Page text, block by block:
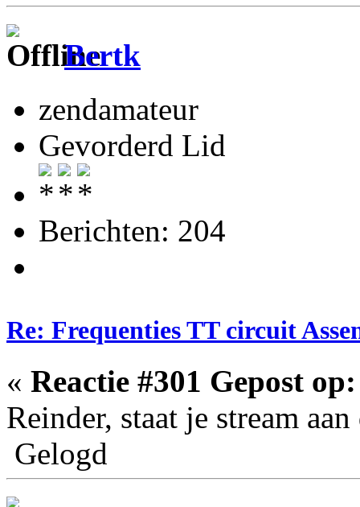
Bertk
zendamateur
Gevorderd Lid
Berichten: 204
Re: Frequenties TT circuit
« Reactie #301 Gepost op:
Reinder, staat je stream
Gelogd